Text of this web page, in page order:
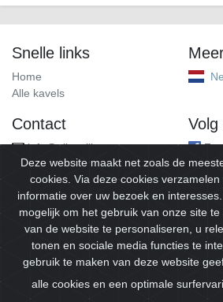
Snelle links
Home
Alle kavels
Contact
info@alleveilingen.net
Volg
© 2026Alleveilingen.Alle rechten
Deze website maakt net zoals de
cookies. Via deze cookies
informatie over uw bezoek en
mogelijk om het gebruik van onze site
van de website te personaliseren, u
tonen en sociale media functies te
gebruik te maken van deze website
alle cookies en een optimale